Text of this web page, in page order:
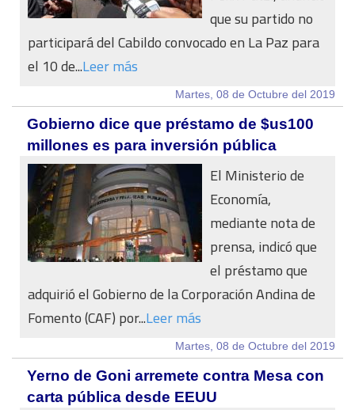
que su partido no
participará del Cabildo convocado en La Paz para
el 10 de...Leer más
Martes, 08 de Octubre del 2019
Gobierno dice que préstamo de $us100
millones es para inversión pública
El Ministerio de
Economía,
mediante nota de
prensa, indicó que
el préstamo que
adquirió el Gobierno de la Corporación Andina de
Fomento (CAF) por...Leer más
Martes, 08 de Octubre del 2019
Yerno de Goni arremete contra Mesa con
carta pública desde EEUU